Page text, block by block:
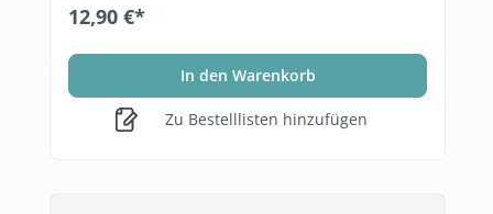
12,90 €*
In den Warenkorb
Zu Bestelllisten hinzufügen